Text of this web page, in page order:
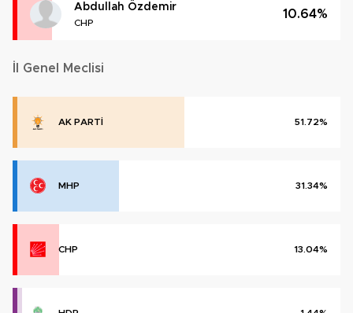
Abdullah Özdemir
CHP
10.64%
İl Genel Meclisi
AK PARTİ 51.72%
MHP 31.34%
CHP 13.04%